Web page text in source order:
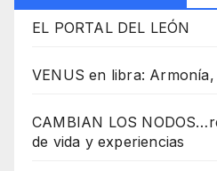
EL PORTAL DEL LEÓN
VENUS en libra:
CAMBIAN LOS
de vida y experiencias